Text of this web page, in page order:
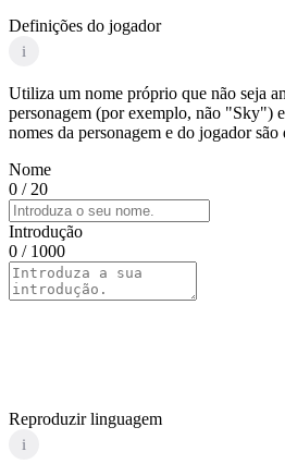
Definições do jogador
i
Utiliza um nome próprio que não seja
personagem (por exemplo, não "Sky")
nomes da personagem e do jogador são
Nome
0 / 20
Introdução
0 / 1000
Reproduzir linguagem
i